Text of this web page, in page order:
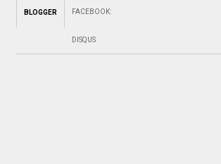
BLOGGER FACEBOOK:
DISQUS